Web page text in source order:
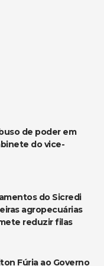
de poder em
do vice-
do Sicredi
agropecuárias
reduzir filas
Fúria ao Governo